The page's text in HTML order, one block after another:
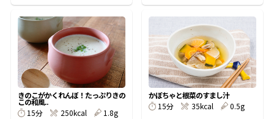
だし粉
きのこがかくれんぼ！たっぷりきの
この和風..
15分
250kcal 1.8g
かぼちゃと根菜のすまし汁
15分
35kcal 0.5g